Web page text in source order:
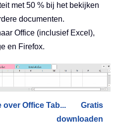
met 50 % bij het bekijken
documenten.
Office (inclusief Excel),
en Firefox.
over Office Tab...
Gratis
downloaden